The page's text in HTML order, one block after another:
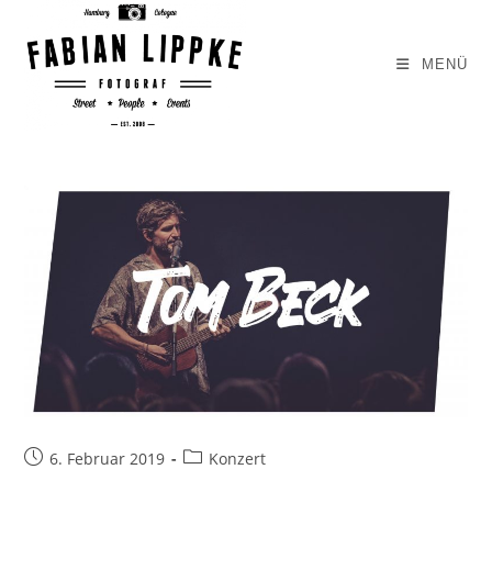
Inhalt
springen
MENÜ
Beitrag6. Februar 2019
Beitrags-
Konzert